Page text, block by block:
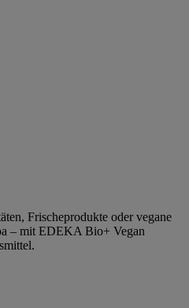
Frischeprodukte oder vegane
– mit EDEKA Bio+ Vegan